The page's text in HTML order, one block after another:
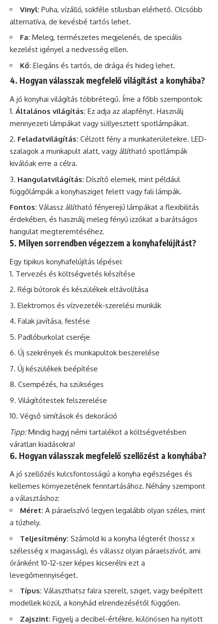
Vinyl: Puha, vízálló, sokféle stílusban elérhető. Olcsóbb
alternatíva, de kevésbé tartós lehet.
Fa: Meleg, természetes megjelenés, de speciális
kezelést igényel a nedvesség ellen.
Kő: Elegáns és tartós, de drága és hideg lehet.
4. Hogyan válasszak megfelelő világítást a konyhába?
A jó konyhai világítás többrétegű. Íme a főbb szempontok:
Általános világítás: Ez adja az alapfényt. Használj
mennyezeti lámpákat vagy süllyesztett spotlámpákat.
Feladatvilágítás: Célzott fény a munkaterületekre. LED-
szalagok a munkapult alatt, vagy állítható spotlámpák
kiválóak erre a célra.
Hangulatvilágítás: Díszítő elemek, mint például
függőlámpák a konyhasziget felett vagy fali lámpák.
Fontos: Válassz állítható fényerejű lámpákat a flexibilitás
érdekében, és használj meleg fényű izzókat a barátságos
hangulat megteremtéséhez.
5. Milyen sorrendben végezzem a konyhafelújítást?
Egy tipikus konyhafelújítás lépései:
Tervezés és költségvetés készítése
Régi bútorok és készülékek eltávolítása
Elektromos és vízvezeték-szerelési munkák
Falak javítása, festése
Padlóburkolat cseréje
Új szekrények és munkapultok beszerelése
Új készülékek beépítése
Csempézés, ha szükséges
Világítótestek felszerelése
Végső simítások és dekoráció
Tipp:Mindig hagyj némi tartalékot a költségvetésben
váratlan kiadásokra!
6. Hogyan válasszak megfelelő szellőzést a konyhába?
A jó szellőzés kulcsfontosságú a konyha egészséges és
kellemes környezetének fenntartásához. Néhány szempont
a választáshoz:
Méret: A páraelszívó legyen legalább olyan széles, mint
a tűzhely.
Teljesítmény: Számold ki a konyha légterét (hossz x
szélesség x magasság), és válassz olyan páraelszívót, ami
óránként 10-12-szer képes kicserélni ezt a
levegőmennyiséget.
Típus: Választhatsz falra szerelt, sziget, vagy beépített
modellek közül, a konyhád elrendezésétől függően.
Zajszint: Figyelj a decibel-értékre, különösen ha nyitott